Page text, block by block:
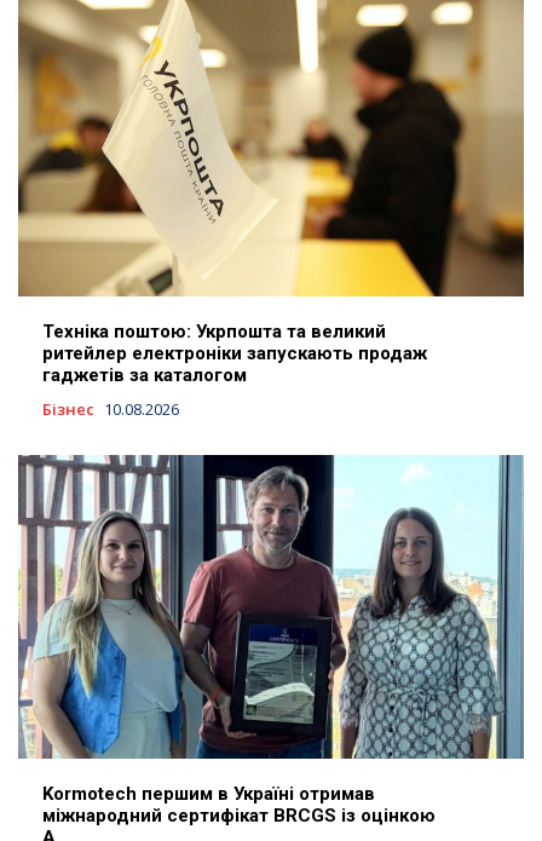
Техніка поштою: Укрпошта та великий
ритейлер електроніки запускають продаж
гаджетів за каталогом
Бізнес 10.08.2026
Kormotech першим в Україні отримав
міжнародний сертифікат BRCGS із оцінкою